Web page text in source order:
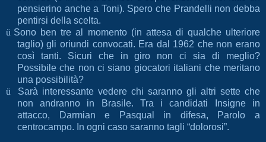
pensierino anche a Toni). Spero che Prandelli non debba
pentirsi della scelta.
ü Sono ben tre al momento (in attesa di qualche ulteriore
taglio) gli oriundi convocati. Era dal 1962 che non erano
così tanti. Sicuri che in giro non ci sia di meglio?
Possibile che non ci siano giocatori italiani che meritano
una possibilità?
ü
Sarà interessante vedere chi saranno gli altri sette che
non andranno in Brasile. Tra i candidati Insigne in
attacco, Darmian e Pasqual in difesa, Parolo a
centrocampo. In ogni caso saranno tagli “dolorosi”.